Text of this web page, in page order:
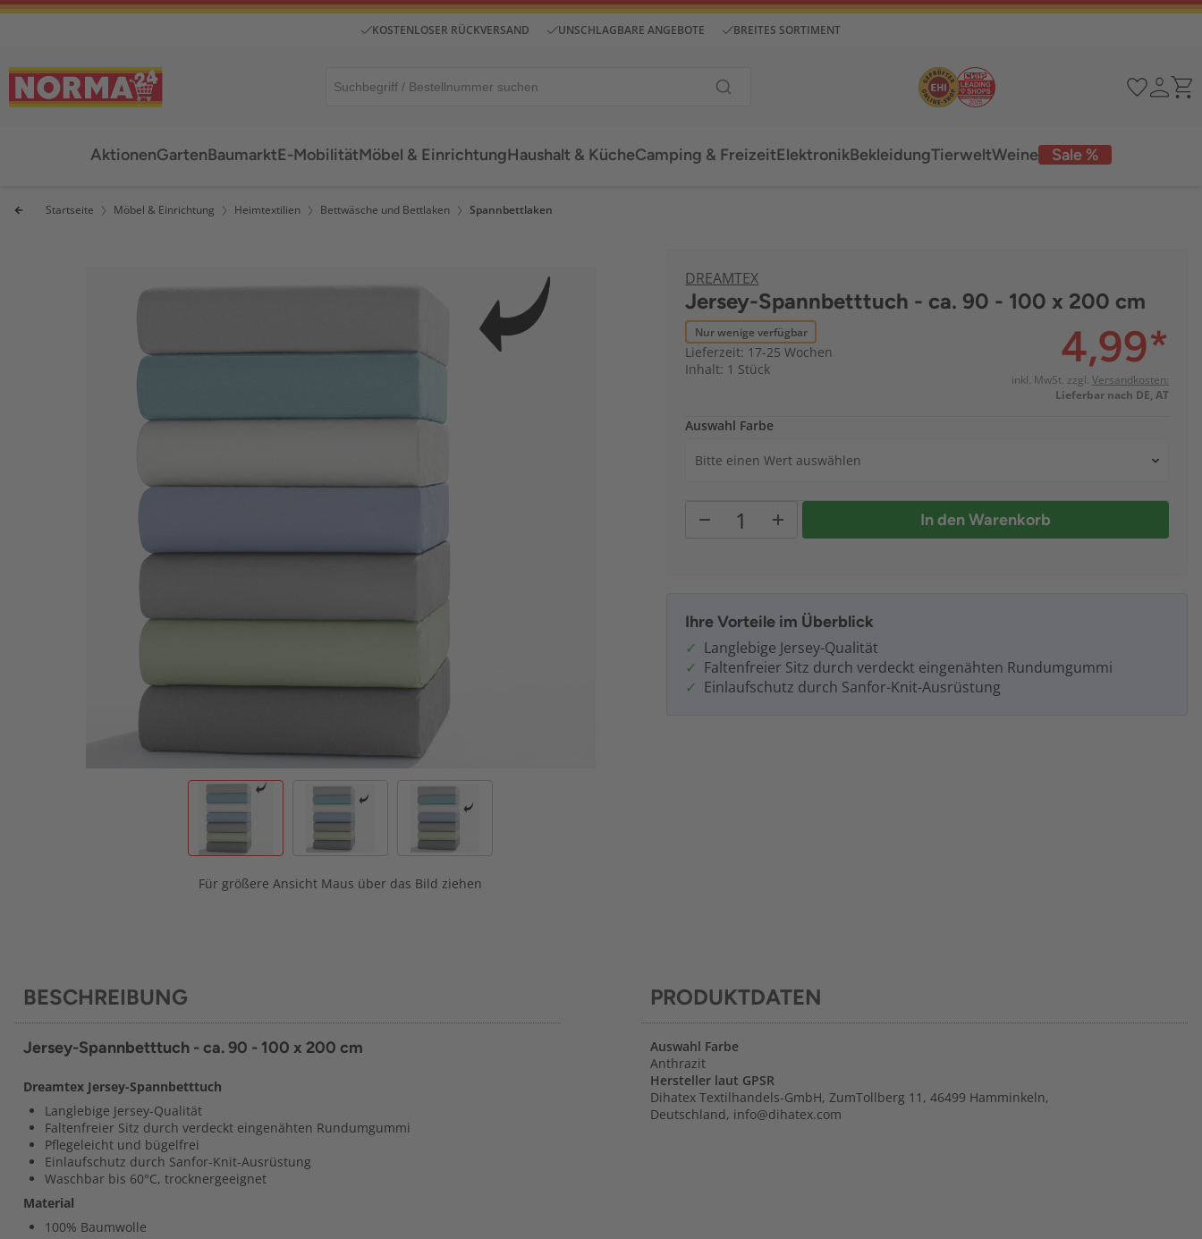
KOSTENLOSER RÜCKVERSAND UNSCHLAGBARE ANGEBOTE BREITES SORTIMENT
AktionenGartenBaumarktE-MobilitätMöbel & EinrichtungHaushalt & KücheCamping & Freizeit Sale %
ElektronikBekleidungTierweltWeine
Startseite Möbel & Einrichtung Heimtextilien Bettwäsche und Bettlaken Spannbettlaken
Für größere Ansicht Maus über das Bild ziehen
DREAMTEX
Jersey-Spannbetttuch - ca. 90 - 100 x 200 cm
Nur wenige verfügbar
Lieferzeit: 17-25 Wochen
Inhalt: 1 Stück
4,99*
inkl. MwSt. zzgl. Versandkosten:
Lieferbar nach DE, AT
Auswahl Farbe
Bitte einen Wert auswählen
In den Warenkorb
Ihre Vorteile im Überblick
Langlebige Jersey-Qualität
Faltenfreier Sitz durch verdeckt eingenähten Rundumgummi
Einlaufschutz durch Sanfor-Knit-Ausrüstung
BESCHREIBUNG
Jersey-Spannbetttuch - ca. 90 - 100 x 200 cm
Dreamtex Jersey-Spannbetttuch
Langlebige Jersey-Qualität
Faltenfreier Sitz durch verdeckt eingenähten Rundumgummi
Pflegeleicht und bügelfrei
Einlaufschutz durch Sanfor-Knit-Ausrüstung
Waschbar bis 60°C, trocknergeeignet
Material
100% Baumwolle
PRODUKTDATEN
Auswahl Farbe
Anthrazit
Hersteller laut GPSR
Dihatex Textilhandels-GmbH, ZumTollberg 11, 46499 Hamminkeln,
Deutschland, info@dihatex.com